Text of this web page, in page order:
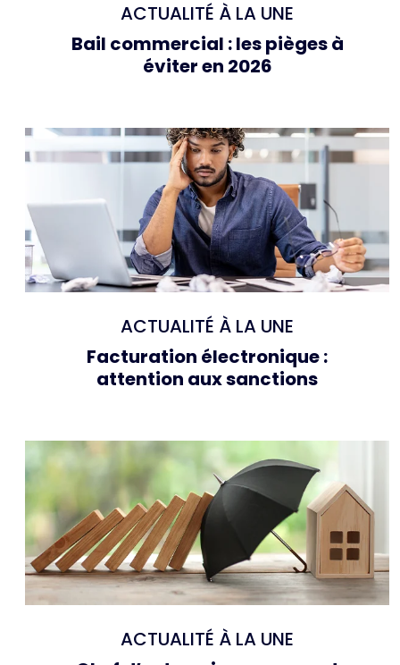
ACTUALITÉ À LA UNE
Bail commercial : les pièges à
éviter en 2026
ACTUALITÉ À LA UNE
Facturation électronique :
attention aux sanctions
ACTUALITÉ À LA UNE